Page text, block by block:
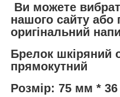
Ви можете
нашого сайту або
оригінальний
Брелок шкіряний
прямокутний
Розмір: 75 мм *